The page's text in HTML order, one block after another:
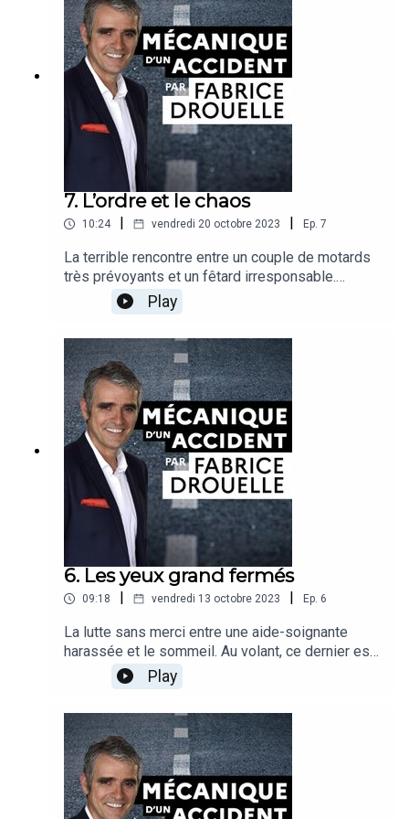
Marie Gallot, médecin, conseillère santé auprès
de la déléguée interministérielle à la Sécurité
routière
7. L’ordre et le chaos
10:24 | vendredi 20 octobre 2023 | Ep. 7
La terrible rencontre entre un couple de motards
très prévoyants et un fêtard irresponsable.
Fabrice Drouelle et son invité s’interrogent sur la
valorisation de la prise de risque chez les jeunes
hommes et l’incapacité que l’on a parfois à dire
non à un conducteur alcoolisé qui vous met en
danger de mort.Récit : Fabrice DrouelleInvité :
Julien Cestac, docteur en psychologie sociale
(université Gustave Eiffel)
Play
6. Les yeux grand fermés
09:18 vendredi 13 octobre 2023 Ep. 6
La lutte sans merci entre une aide-soignante
harassée et le sommeil. Au volant, ce dernier est
un adversaire imbattable. Fabrice Drouelle et son
invité nous éveillent aux dangers de la
somnolence au volant alors que le manque de
sommeil est devenu un véritable phénomène de
société.Récit : Fabrice DrouelleInvité : Damien
Léger, professeur d’université, chef de service du
centre du sommeil et de la vigilance (Hôtel-Dieu,
AP-HP)
Play